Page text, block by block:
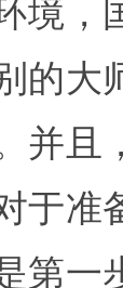
的大
并且
于准
第一